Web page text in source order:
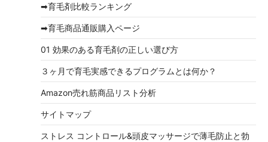
➡育毛剤比較ランキング
➡育毛商品通販購入ページ
01 効果のある育毛剤の正しい選び方
３ヶ月で育毛実感できるプログラムとは何か？
Amazon売れ筋商品リスト分析
サイトマップ
ストレス コントロール&頭皮マッサージで薄毛防止と勃